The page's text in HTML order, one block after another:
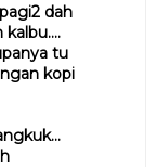
dah
tu
kopi